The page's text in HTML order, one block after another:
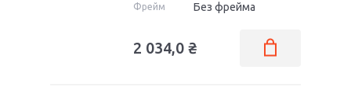
Фрейм Без фрейма
2 034,0 ₴